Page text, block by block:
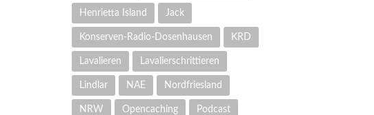
Henrietta Island Jack
Konserven-Radio-Dosenhausen KRD
Lavalieren Lavalierschrittieren
Lindlar NAE Nordfriesland
NRW Opencaching Podcast